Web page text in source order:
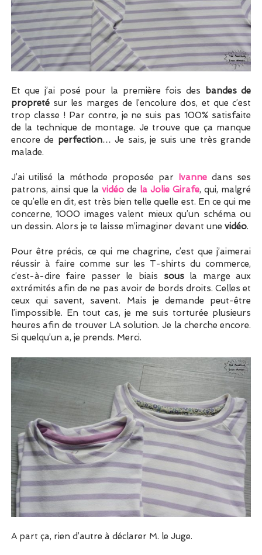
Et que j’ai posé pour la première fois des
bandes de
propretésur les marges de l’encolure dos, et que c’est
trop classe ! Par contre, je ne suis pas 100% satisfaite
de la technique de montage. Je trouve que ça manque
encore de perfection… Je sais, je suis une très grande
malade.
J’ai utilisé la méthode proposée par Ivannedans ses
patrons, ainsi que la vidéode la Jolie Girafe, qui, malgré
ce qu’elle en dit, est très bien telle quelle est. En ce qui me
concerne, 1000 images valent mieux qu’un schéma ou
un dessin. Alors je te laisse m’imaginer devant une vidéo.
Pour être précis, ce qui me chagrine, c’est que j’aimerai
réussir à faire comme sur les T-shirts du commerce,
c’est-à-dire faire passer le biais sousla marge aux
extrémités afin de ne pas avoir de bords droits. Celles et
ceux qui savent, savent. Mais je demande peut-être
l’impossible. En tout cas, je me suis torturée plusieurs
heures afin de trouver LA solution. Je la cherche encore.
Si quelqu’un a, je prends. Merci.
A part ça, rien d’autre à déclarer M. le Juge.